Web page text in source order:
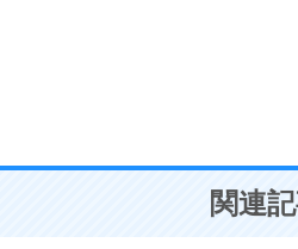
ことが大切。
関連